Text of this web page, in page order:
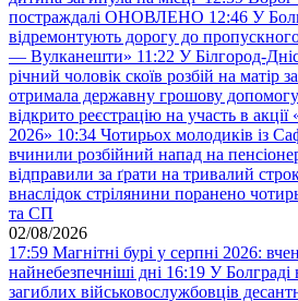
постраждалі ОНОВЛЕНО 12:46 У
відремонтують дорогу до
— Вулканешти» 11:22 У Білгород-
річний чоловік скоїв розбій на матір
отримала державну грошову допомогу
відкрито реєстрацію на участь в
2026» 10:34 Чотирьох молодиків із
вчинили розбійний напад на
відправили за ґрати на тривалий
внаслідок стрілянини поранено
та СП
02/08/2026
17:59 Магнітні бурі у серпні 2026:
найнебезпечніші дні 16:19 У Болграді
загиблих військовослужбовців